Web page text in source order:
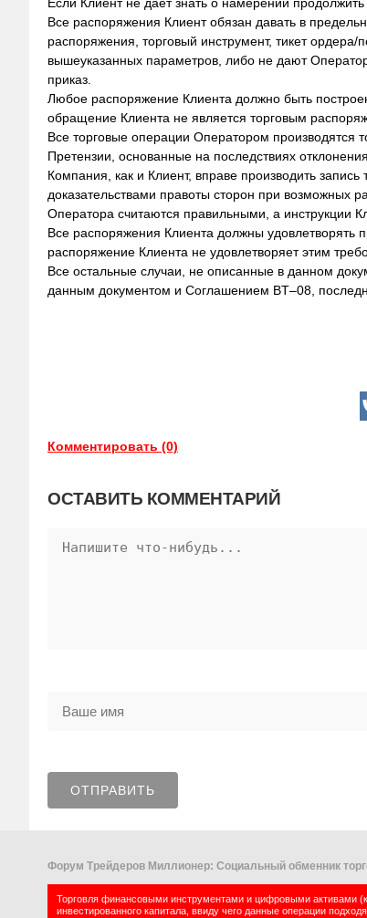
Все распоряжения Клиент обязан давать в
распоряжения, торговый инструмент, тикет
вышеуказанных параметров, либо не дают
приказ.
Любое распоряжение Клиента должно быть
обращение Клиента не является торговым
Все торговые операции Оператором производятся
Претензии, основанные на последствиях
Компания, как и Клиент, вправе производить
доказательствами правоты сторон при возможных
Оператора считаются правильными, а инструкции
Все распоряжения Клиента должны удовлетворять
распоряжение Клиента не удовлетворяет этим
Все остальные случаи, не описанные в данном
данным документом и Соглашением BT–08,
Комментировать (0)
ОСТАВИТЬ КОММЕНТАРИЙ
Форум Трейдеров Миллионер: Социальный обменник
Торговля финансовыми инструментами и цифровыми активами
инвестированного капитала, ввиду чего данные операции